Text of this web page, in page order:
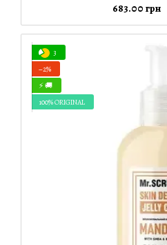
683.00 грн
3
−2%
⚡ 🚚
100% ORIGINAL